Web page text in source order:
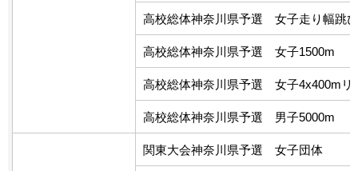
高校総体神奈川県予選 女子走り幅跳
高校総体神奈川県予選 女子1500m
高校総体神奈川県予選 女子4x400mリ
高校総体神奈川県予選 男子5000m
関東大会神奈川県予選 女子団体